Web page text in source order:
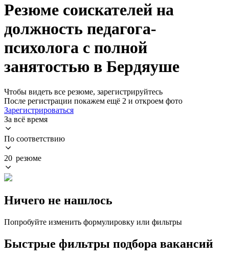
Резюме соискателей на
должность педагога-
психолога с полной
занятостью в Бердяуше
Чтобы видеть все резюме, зарегистрируйтесь
После регистрации покажем ещё 2 и откроем фото
Зарегистрироваться
За всё время
По соответствию
20 резюме
Ничего не нашлось
Попробуйте изменить формулировку или фильтры
Быстрые фильтры подбора вакансий